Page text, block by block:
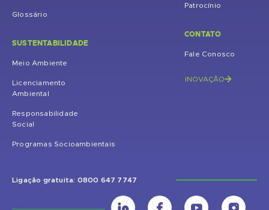
Glossário
SUSTENTABILIDADE
Meio Ambiente
Licenciamento
Ambiental
Responsabilidade
Social
Programas Socioambientais
Patrocínio
CONTATO
Fale Conosco
INOVAÇÃO
Ligação gratuita: 0800 647 7747